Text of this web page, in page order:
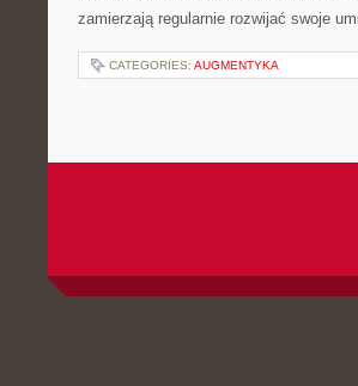
zamierzają regularnie rozwijać swoje
CATEGORIES: AUGMENTYKA